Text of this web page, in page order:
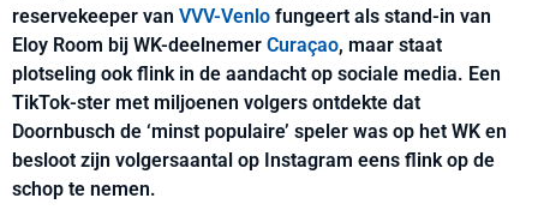
reservekeeper van VVV-Venlo fungeert als stand-in van
Eloy Room bij WK-deelnemer Curaçao, maar staat
plotseling ook flink in de aandacht op sociale media. Een
TikTok-ster met miljoenen volgers ontdekte dat
Doornbusch de ‘minst populaire’ speler was op het WK en
besloot zijn volgersaantal op Instagram eens flink op de
schop te nemen.